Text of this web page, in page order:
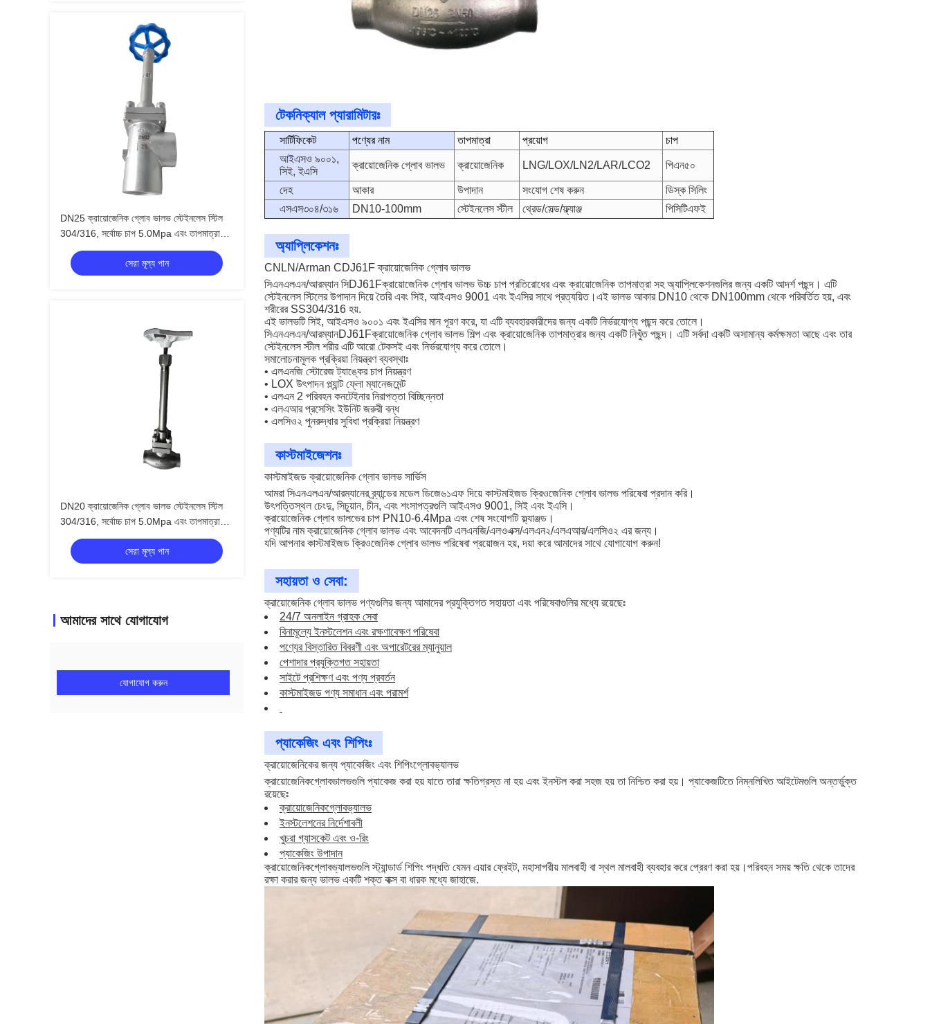
DN25 ক্রায়োজেনিক গ্লোব ভালভ স্টেইনলেস স্টিল
304/316, সর্বোচ্চ চাপ 5.0Mpa এবং তাপমাত্রা
পরিসীমা -196°C থেকে +80°C
সেরা মূল্য পান
DN20 ক্রায়োজেনিক গ্লোব ভালভ স্টেইনলেস স্টিল
304/316, সর্বোচ্চ চাপ 5.0Mpa এবং তাপমাত্রা
পরিসীমা -196°C থেকে +80°C, এলএনজি এলওএক্স
এলআইএন এলএআর অ্যাপ্লিকেশনের জন্য
সেরা মূল্য পান
আমাদের সাথে যোগাযোগ
যোগাযোগ করুন
টেকনিক্যাল প্যারামিটারঃ
সার্টিফিকেট পণ্যের নাম তাপমাত্রা প্রয়োগ
চাপ
আইএসও ৯০০১,
সিই, ইএসি
ক্রায়োজেনিক গ্লোব ভালভ ক্রায়োজেনিক LNG/LOX/LN2/LAR/LCO2 পিএন৫০
দেহ আকার উপাদান সংযোগ শেষ করুন
ডিস্ক সিলিং
এসএস৩০৪/৩১৬
DN10-100mm স্টেইনলেস স্টীল থ্রেড/সেল্ড/ফ্ল্যাঞ্জ পিসিটিএফই
অ্যাপ্লিকেশনঃ
CNLN/Arman CDJ61F ক্রায়োজেনিক গ্লোব ভালভ
সিএনএলএন/আরম্যান সিDJ61Fক্রায়োজেনিক গ্লোব ভালভ উচ্চ চাপ প্রতিরোধের এবং ক্রায়োজেনিক তাপমাত্রা সহ অ্যাপ্লিকেশনগুলির জন্য একটি আদর্শ পছন্দ। এটি
স্টেইনলেস স্টিলের উপাদান দিয়ে তৈরি এবং সিই, আইএসও 9001 এবং ইএসির সাথে প্রত্যয়িত।এই ভালভ আকার DN10 থেকে DN100mm থেকে পরিবর্তিত হয়, এবং
শরীরের SS304/316 হয়.
এই ভালভটি সিই, আইএসও ৯০০১ এবং ইএসির মান পূরণ করে, যা এটি ব্যবহারকারীদের জন্য একটি নির্ভরযোগ্য পছন্দ করে তোলে।
সিএনএলএন/আরম্যানDJ61Fক্রায়োজেনিক গ্লোব ভালভ শিল্প এবং ক্রায়োজেনিক তাপমাত্রার জন্য একটি নিখুঁত পছন্দ। এটি সর্বদা একটি অসামান্য কর্মক্ষমতা আছে এবং তার
স্টেইনলেস স্টীল শরীর এটি আরো টেকসই এবং নির্ভরযোগ্য করে তোলে।
সমালোচনামূলক প্রক্রিয়া নিয়ন্ত্রণ ব্যবস্থাঃ
• এলএনজি স্টোরেজ ট্যাঙ্কের চাপ নিয়ন্ত্রণ
• LOX উৎপাদন প্ল্যান্ট ফ্লো ম্যানেজমেন্ট
• এলএন 2 পরিবহন কনটেইনার নিরাপত্তা বিচ্ছিন্নতা
• এলএআর প্রসেসিং ইউনিট জরুরী বন্ধ
• এলসিও২ পুনরুদ্ধার সুবিধা প্রক্রিয়া নিয়ন্ত্রণ
কাস্টমাইজেশনঃ
কাস্টমাইজড ক্রায়োজেনিক গ্লোব ভালভ সার্ভিস
আমরা সিএনএলএন/আরম্যানের ব্র্যান্ডের মডেল ডিজে৬১এফ দিয়ে কাস্টমাইজড ক্রিওজেনিক গ্লোব ভালভ পরিষেবা প্রদান করি।
উৎপত্তিস্থল চেংদু, সিচুয়ান, চীন, এবং শংসাপত্রগুলি আইএসও 9001, সিই এবং ইএসি।
ক্রায়োজেনিক গ্লোব ভালভের চাপ PN10-6.4Mpa এবং শেষ সংযোগটি ফ্ল্যাঞ্জড।
পণ্যটির নাম ক্রায়োজেনিক গ্লোব ভালভ এবং আবেদনটি এলএনজি/এলওএক্স/এলএন২/এলএআর/এলসিও২ এর জন্য।
যদি আপনার কাস্টমাইজড ক্রিওজেনিক গ্লোব ভালভ পরিষেবা প্রয়োজন হয়, দয়া করে আমাদের সাথে যোগাযোগ করুন!
সহায়তা ও সেবা:
ক্রায়োজেনিক গ্লোব ভালভ পণ্যগুলির জন্য আমাদের প্রযুক্তিগত সহায়তা এবং পরিষেবাগুলির মধ্যে রয়েছেঃ
24/7 অনলাইন গ্রাহক সেবা
বিনামূল্যে ইনস্টলেশন এবং রক্ষণাবেক্ষণ পরিষেবা
পণ্যের বিস্তারিত বিবরণী এবং অপারেটরের ম্যানুয়াল
পেশাদার প্রযুক্তিগত সহায়তা
সাইটে প্রশিক্ষণ এবং পণ্য প্রবর্তন
কাস্টমাইজড পণ্য সমাধান এবং পরামর্শ
প্যাকেজিং এবং শিপিংঃ
ক্রায়োজেনিকের জন্য প্যাকেজিং এবং শিপিংগ্লোবভ্যালভ
ক্রায়োজেনিকগ্লোবভালভগুলি প্যাকেজ করা হয় যাতে তারা ক্ষতিগ্রস্ত না হয় এবং ইনস্টল করা সহজ হয় তা নিশ্চিত করা হয়। প্যাকেজটিতে নিম্নলিখিত আইটেমগুলি অন্তর্ভুক্ত
রয়েছেঃ
ক্রায়োজেনিকগ্লোবভ্যালভ
ইনস্টলেশনের নির্দেশাবলী
খুচরা গ্যাসকেট এবং ও-রিং
প্যাকেজিং উপাদান
ক্রায়োজেনিকগ্লোবভ্যালভগুলি স্ট্যান্ডার্ড শিপিং পদ্ধতি যেমন এয়ার ফ্রেইট, মহাসাগরীয় মালবাহী বা স্থল মালবাহী ব্যবহার করে প্রেরণ করা হয়।পরিবহন সময় ক্ষতি থেকে তাদের
রক্ষা করার জন্য ভালভ একটি শক্ত বাক্স বা ধারক মধ্যে জাহাজে.